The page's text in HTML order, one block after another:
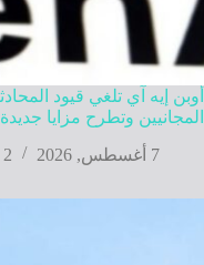
المجانيين وتطرح مزايا جديدة
7 أغسطس, 2026
2 mins